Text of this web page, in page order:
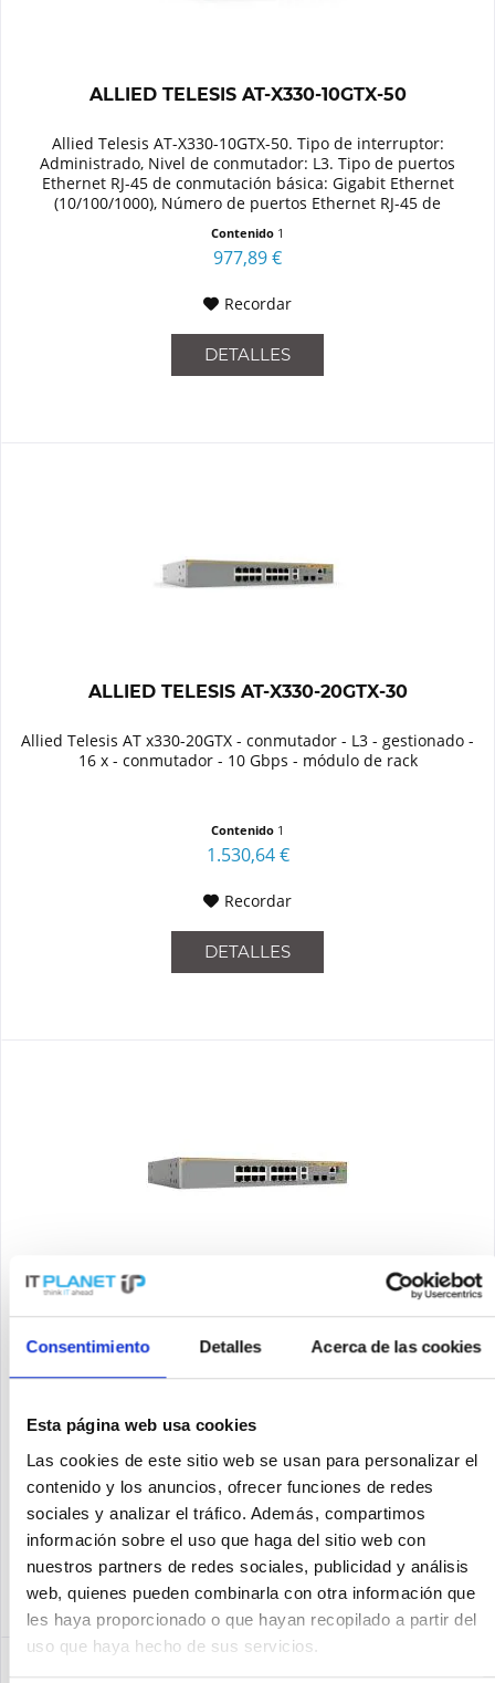
Consentimiento Detalles Acerca de las cookies
Esta página web usa cookies
Las cookies de este sitio web se usan para personalizar el
contenido y los anuncios, ofrecer funciones de redes
sociales y analizar el tráfico. Además, compartimos
información sobre el uso que haga del sitio web con
nuestros partners de redes sociales, publicidad y análisis
web, quienes pueden combinarla con otra información que
les haya proporcionado o que hayan recopilado a partir del
uso que haya hecho de sus servicios.
ALLIED TELESIS AT-X330-10GTX-50
Allied Telesis AT-X330-10GTX-50. Tipo de interruptor:
Administrado, Nivel de conmutador: L3. Tipo de puertos
Ethernet RJ-45 de conmutación básica: Gigabit Ethernet
(10/100/1000), Número de puertos Ethernet RJ-45 de
Contenido 1
977,89 €
Recordar
DETALLES
ALLIED TELESIS AT-X330-20GTX-30
Allied Telesis AT x330-20GTX - conmutador - L3 - gestionado -
16 x - conmutador - 10 Gbps - módulo de rack
Contenido 1
1.530,64 €
Recordar
DETALLES
ALLIED TELESIS AT-X330-20GTX-50
Allied Telesis AT-X330-20GTX-50. Tipo de interruptor:
Administrado, Nivel de conmutador: L3. Tipo de puertos
Ethernet RJ-45 de conmutación básica: Gigabit Ethernet
conmutación base: 16....
Contenido
1.530,64 €
Recordar
DETALLES